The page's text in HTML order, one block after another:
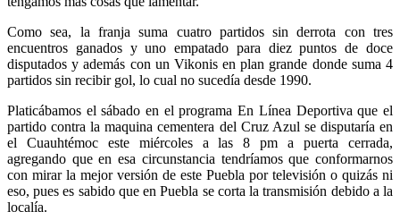
Como sea, la franja suma cuatro partidos sin derrota con tres
encuentros ganados y uno empatado para diez puntos de doce
disputados y además con un Vikonis en plan grande donde suma 4
partidos sin recibir gol, lo cual no sucedía desde 1990.
Platicábamos el sábado en el programa En Línea Deportiva que el
partido contra la maquina cementera del Cruz Azul se disputaría en
el Cuauhtémoc este miércoles a las 8 pm a puerta cerrada,
agregando que en esa circunstancia tendríamos que conformarnos
con mirar la mejor versión de este Puebla por televisión o quizás ni
eso, pues es sabido que en Puebla se corta la transmisión debido a la
localía.